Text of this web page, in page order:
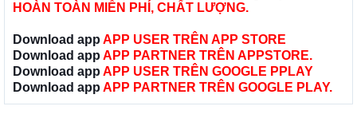
HOÀN TOÀN MIỄN PHÍ, CHẤT LƯỢNG.
Download app APP USER TRÊN APP STORE
Download app APP PARTNER TRÊN APPSTORE.
Download app APP USER TRÊN GOOGLE PPLAY
Download app APP PARTNER TRÊN GOOGLE PLAY.